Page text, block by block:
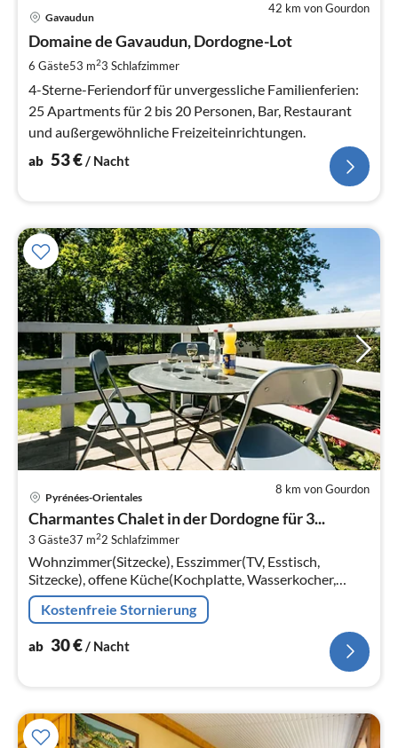
42 km von Gourdon
Gavaudun
Domaine de Gavaudun, Dordogne-Lot
6 Gäste53 m23 Schlafzimmer
4-Sterne-Feriendorf für unvergessliche Familienferien:
25 Apartments für 2 bis 20 Personen, Bar, Restaurant
und außergewöhnliche Freizeiteinrichtungen.
ab 53€/ Nacht
8 km von Gourdon
Pyrénées-Orientales
Charmantes Chalet in der Dordogne für 3...
3 Gäste37 m22 Schlafzimmer
Wohnzimmer(Sitzecke), Esszimmer(TV, Esstisch,
Sitzecke), offene Küche(Kochplatte, Wasserkocher,
Toaster, Kaffeemaschine, Backofen, Kombi-Mikrowelle,
Spülmaschine, Kühl-/Gefrierkomb...
Kostenfreie Stornierung
ab 30€/ Nacht